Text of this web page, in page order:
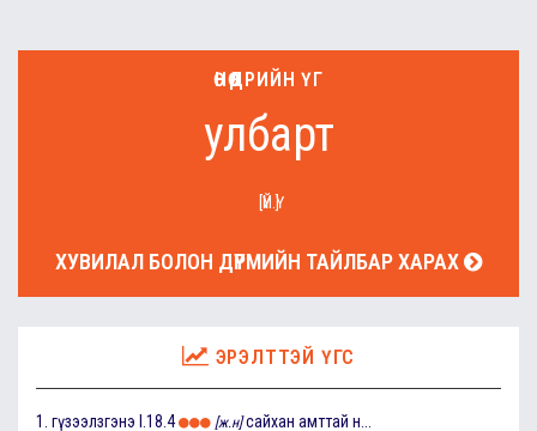
ӨНӨӨДРИЙН ҮГ
улбарт
[ҮЙ.Ү]
ХУВИЛАЛ БОЛОН ДҮРМИЙН ТАЙЛБАР ХАРАХ
ЭРЭЛТТЭЙ ҮГС
1. гүзээлзгэнэ I.18.4 [ж.н] сайхан амттай н...